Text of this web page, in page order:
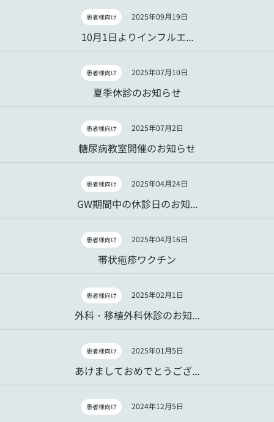
2025年09月19日
患者様向け
10月1日よりインフルエ...
2025年07月10日
患者様向け
夏季休診のお知らせ
2025年07月2日
患者様向け
糖尿病教室開催のお知らせ
2025年04月24日
患者様向け
GW期間中の休診日のお知...
2025年04月16日
患者様向け
帯状疱疹ワクチン
2025年02月1日
患者様向け
外科・移植外科休診のお知...
2025年01月5日
患者様向け
あけましておめでとうござ...
2024年12月5日
患者様向け